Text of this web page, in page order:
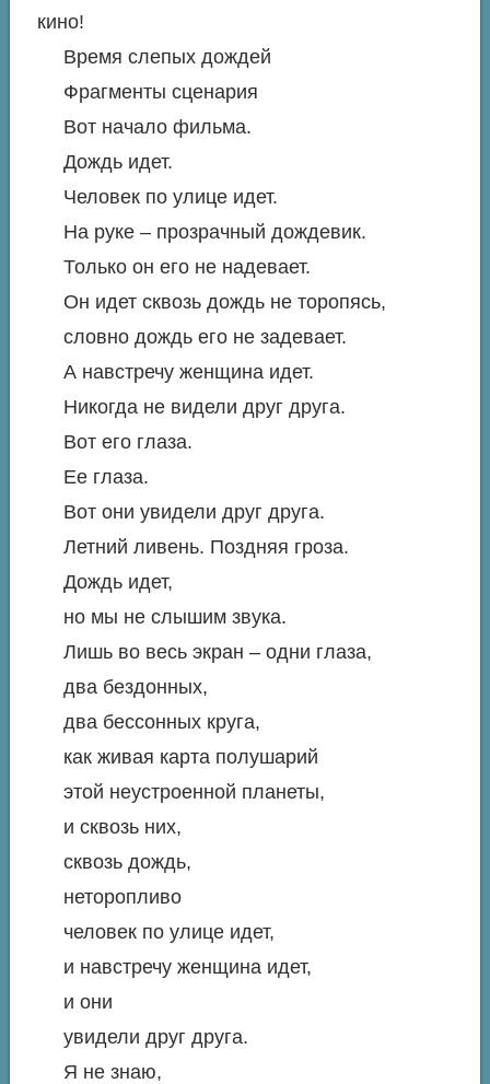
кино!
Время слепых дождей
Фрагменты сценария
Вот начало фильма.
Дождь идет.
Человек по улице идет.
На руке – прозрачный дождевик.
Только он его не надевает.
Он идет сквозь дождь не торопясь,
словно дождь его не задевает.
А навстречу женщина идет.
Никогда не видели друг друга.
Вот его глаза.
Ее глаза.
Вот они увидели друг друга.
Летний ливень. Поздняя гроза.
Дождь идет,
но мы не слышим звука.
Лишь во весь экран – одни глаза,
два бездонных,
два бессонных круга,
как живая карта полушарий
этой неустроенной планеты,
и сквозь них,
сквозь дождь,
неторопливо
человек по улице идет,
и навстречу женщина идет,
и они
увидели друг друга.
Я не знаю,